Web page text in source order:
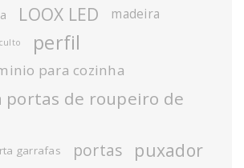
LOOX LED madeira
perfil
para cozinha
portas de roupeiro de
garrafas portas puxador